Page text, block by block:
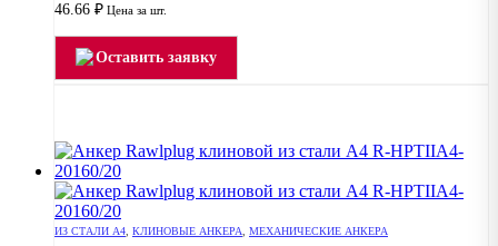
46.66 ₽ Цена за шт.
Оставить заявку
ИЗ СТАЛИ А4, КЛИНОВЫЕ АНКЕРА, МЕХАНИЧЕСКИЕ АНКЕРА